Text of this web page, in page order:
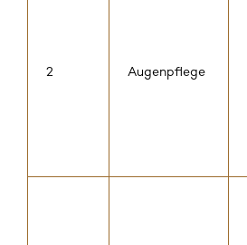
2 Augenpflege